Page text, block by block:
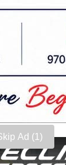
Skip Ad
देखिएपछि